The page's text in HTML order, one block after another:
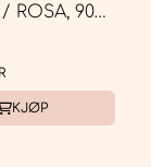
ROSA, 90
KJØP